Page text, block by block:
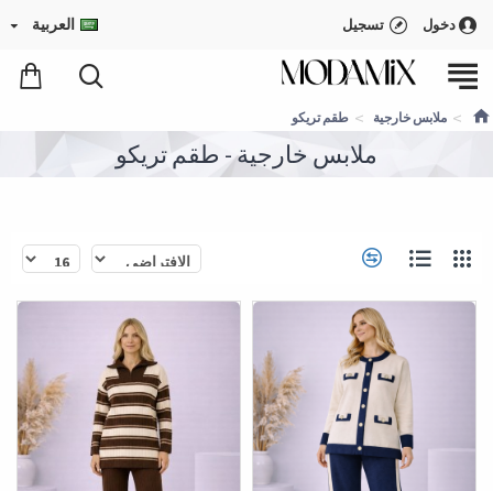
دخول تسجيل العربية
ملابس خارجية طقم تريكو
ملابس خارجية - طقم تريكو